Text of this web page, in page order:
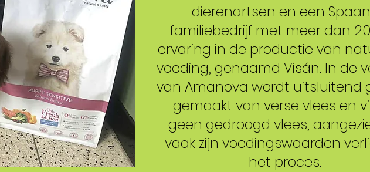
dierenartsen en een
familiebedrijf met meer dan
ervaring in de productie van
voeding, genaamd Visán. In de
van Amanova wordt uitsluitend
gemaakt van verse vlees en
geen gedroogd vlees,
vaak zijn voedingswaarden
het proces.